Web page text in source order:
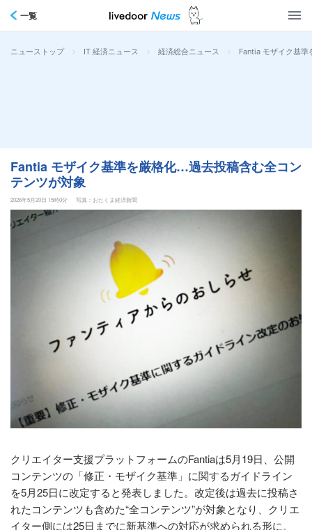
一覧
ニューストップ > IT 経済ニュース > 経済総合ニュース > Fantia モザイク基
Fantia モザイク基準を厳格化…過去投稿含む全コン
テンツが対象
2026年5月20日 15時0分 写真：おたくま経済新聞
クリエイター支援プラットフォームのFantiaは5月19日、公開
コンテンツの「修正・モザイク基準」に関するガイドライン
を5月25日に改定すると発表しました。改定後は過去に投稿さ
れたコンテンツも含めた“全コンテンツ”が対象となり、クリエ
イター側には25日までに新基準への対応が求められる形に。